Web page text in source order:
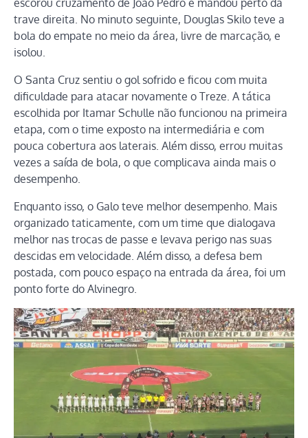
escorou cruzamento de João Pedro e mandou perto da
trave direita. No minuto seguinte, Douglas Skilo teve a
bola do empate no meio da área, livre de marcação, e
isolou.
O Santa Cruz sentiu o gol sofrido e ficou com muita
dificuldade para atacar novamente o Treze. A tática
escolhida por Itamar Schulle não funcionou na primeira
etapa, com o time exposto na intermediária e com
pouca cobertura aos laterais. Além disso, errou muitas
vezes a saída de bola, o que complicava ainda mais o
desempenho.
Enquanto isso, o Galo teve melhor desempenho. Mais
organizado taticamente, com um time que dialogava
melhor nas trocas de passe e levava perigo nas suas
descidas em velocidade. Além disso, a defesa bem
postada, com pouco espaço na entrada da área, foi um
ponto forte do Alvinegro.